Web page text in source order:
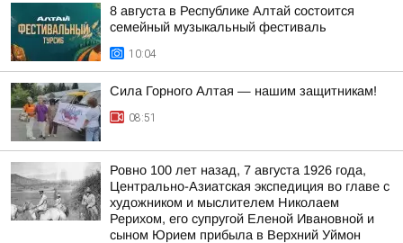
8 августа в Республике Алтай состоится
семейный музыкальный фестиваль
10:04
Сила Горного Алтая — нашим защитникам!
08:51
Ровно 100 лет назад, 7 августа 1926 года,
Центрально-Азиатская экспедиция во главе с
художником и мыслителем Николаем
Рерихом, его супругой Еленой Ивановной и
сыном Юрием прибыла в Верхний Уймон